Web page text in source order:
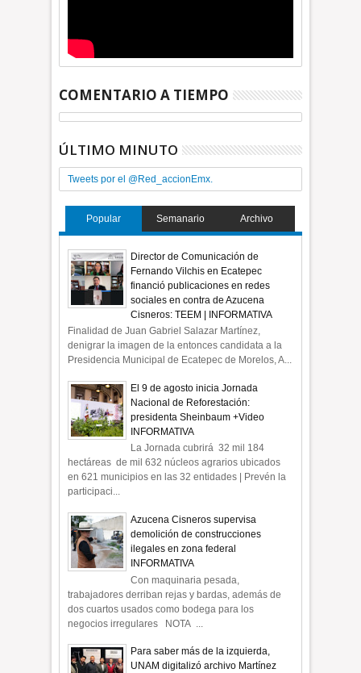
COMENTARIO A TIEMPO
ÚLTIMO MINUTO
Tweets por el @Red_accionEmx.
Popular Semanario Archivo
Director de Comunicación de
Fernando Vilchis en Ecatepec
financió publicaciones en redes
sociales en contra de Azucena
Cisneros: TEEM | INFORMATIVA
Finalidad de Juan Gabriel Salazar Martínez,
denigrar la imagen de la entonces candidata a la
Presidencia Municipal de Ecatepec de Morelos, A...
El 9 de agosto inicia Jornada
Nacional de Reforestación:
presidenta Sheinbaum +Video
INFORMATIVA
La Jornada cubrirá 32 mil 184
hectáreas de mil 632 núcleos agrarios ubicados
en 621 municipios en las 32 entidades | Prevén la
participaci...
Azucena Cisneros supervisa
demolición de construcciones
ilegales en zona federal
INFORMATIVA
Con maquinaria pesada,
trabajadores derriban rejas y bardas, además de
dos cuartos usados como bodega para los
negocios irregulares NOTA ...
Para saber más de la izquierda,
UNAM digitalizó archivo Martínez